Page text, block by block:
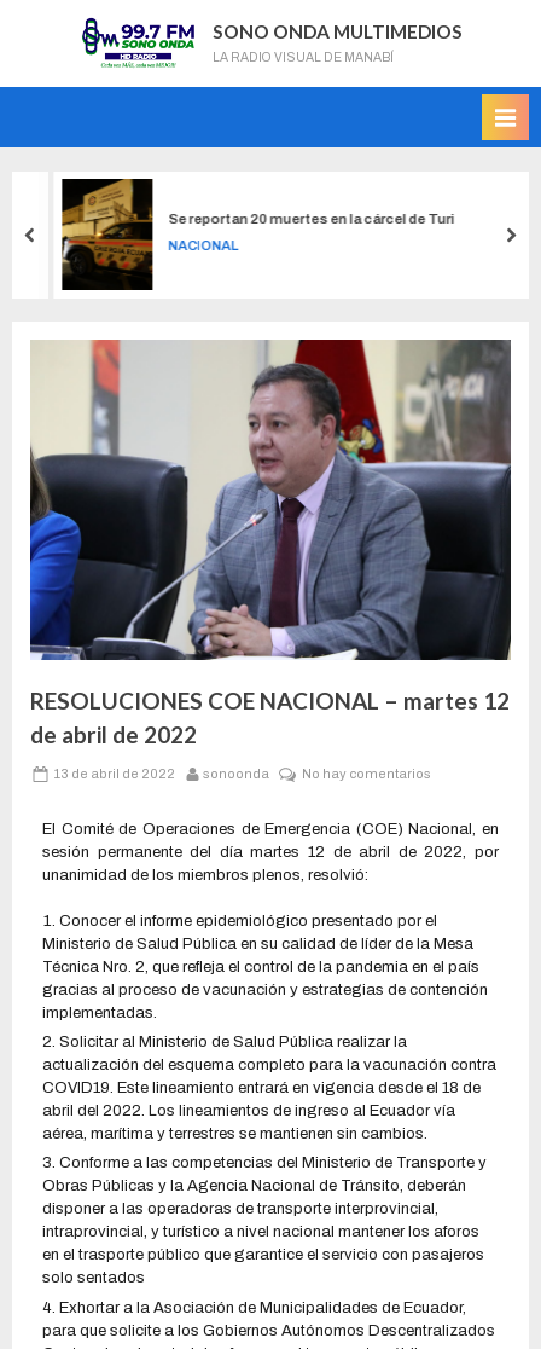
SONO ONDA MULTIMEDIOS
LA RADIO VISUAL DE MANABÍ
Se reportan 20 muertes en la cárcel de Turi
NACIONAL
RESOLUCIONES COE NACIONAL – martes 12
de abril de 2022
13 de abril de 2022 sonoonda No hay comentarios
El Comité de Operaciones de Emergencia (COE) Nacional, en
sesión permanente del día martes 12 de abril de 2022, por
unanimidad de los miembros plenos, resolvió:
Conocer el informe epidemiológico presentado por el
Ministerio de Salud Pública en su calidad de líder de la Mesa
Técnica Nro. 2, que refleja el control de la pandemia en el país
gracias al proceso de vacunación y estrategias de contención
implementadas.
Solicitar al Ministerio de Salud Pública realizar la
actualización del esquema completo para la vacunación contra
COVID19. Este lineamiento entrará en vigencia desde el 18 de
abril del 2022. Los lineamientos de ingreso al Ecuador vía
aérea, marítima y terrestres se mantienen sin cambios.
Conforme a las competencias del Ministerio de Transporte y
Obras Públicas y la Agencia Nacional de Tránsito, deberán
disponer a las operadoras de transporte interprovincial,
intraprovincial, y turístico a nivel nacional mantener los aforos
en el trasporte público que garantice el servicio con pasajeros
solo sentados
Exhortar a la Asociación de Municipalidades de Ecuador,
para que solicite a los Gobiernos Autónomos Descentralizados